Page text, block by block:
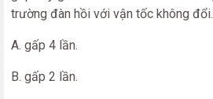
trường đàn hồi với vận tốc không đổi.
A. gấp 4 lần.
B. gấp 2 lần.